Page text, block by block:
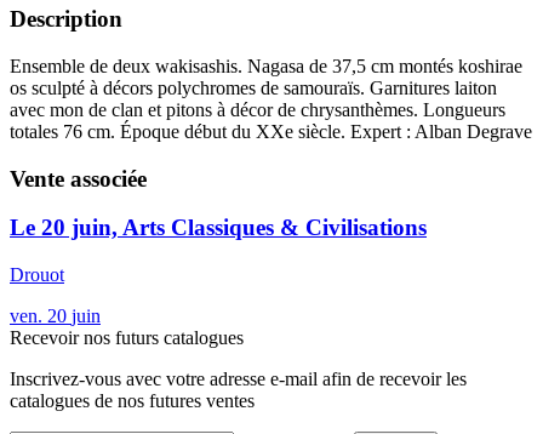
Description
Ensemble de deux wakisashis. Nagasa de 37,5 cm montés koshirae
os sculpté à décors polychromes de samouraïs. Garnitures laiton
avec mon de clan et pitons à décor de chrysanthèmes. Longueurs
totales 76 cm. Époque début du XXe siècle. Expert : Alban Degrave
Vente associée
Le 20 juin, Arts Classiques & Civilisations
Drouot
ven. 20 juin
Recevoir nos futurs catalogues
Inscrivez-vous avec votre adresse e-mail afin de recevoir les
catalogues de nos futures ventes